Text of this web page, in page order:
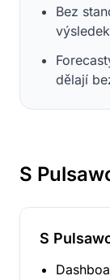
Bez
dělají
S
S